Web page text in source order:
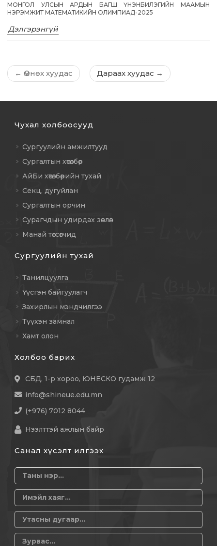
МОНГОЛ УЛСЫН АРДЫН БАГШ ҮНЭНБИЛЭГИЙН МААМЫН
НЭРЭМЖИТ МАТЕМАТИКИЙН ОЛИМПИАД-2025
Дэлгэрэнгүй
← Өмнөх хуудас Дараах хуудас →
Чухал холбоосууд
Сургуулийн амжилтууд
Сургалтын хөтөлбөр
АйБи хөтөлбөрийн тухай
Секц, дугуйлан
Сургалтын орчин
Сурагчдын удирдах зөвлөл
Манай төгсөгчид
Сургуулийн тухай
Танилцуулга
Үүсгэн байгуулагч
Захирлын мэндчилгээ
Түүхэн замнал
Хамт олон
Холбоо барих
СБД, 1-р хороо, ЮНЕСКО гудамж 12
info@shineue.edu.mn
(+976) 7012 8044
Нээлттэй ажлын байр
Санал хүсэлт илгээх